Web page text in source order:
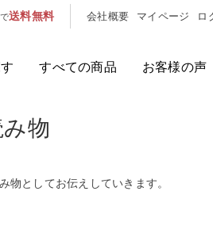
送料無料 会社概要 マイページ ロ
すべての商品 お客様の声
人気のキーワード：
物
物としてお伝えしていきます。